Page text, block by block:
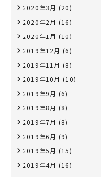
2020年3月 (20)
2020年2月 (16)
2020年1月 (10)
2019年12月 (6)
2019年11月 (8)
2019年10月 (10)
2019年9月 (6)
2019年8月 (8)
2019年7月 (8)
2019年6月 (9)
2019年5月 (15)
2019年4月 (16)